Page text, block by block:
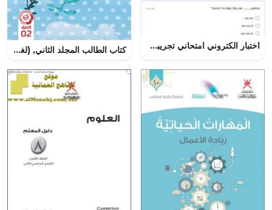
اختبار الكتروني امتحاني تجريبي وأسئلة تدريبية (لغة انجليزية) العاشر كتاب الطالب المجلد الثاني, (لغة عربية) الثاني